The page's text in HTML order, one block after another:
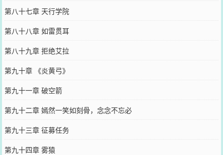
第八十七章 天行学院
第八十八章 如雷贯耳
第八十九章 拒绝艾拉
第九十章 《炎黄弓》
第九十一章 破空箭
第九十二章 嫣然一笑如刻骨，念念不忘必
第九十三章 征募任务
第九十四章 雾猿